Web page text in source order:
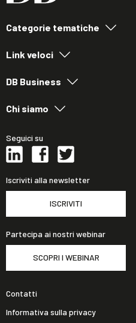
Categorie tematiche
Link veloci
DB Business
Chi siamo
Seguici su
Iscriviti alla newsletter
ISCRIVITI
Partecipa ai nostri webinar
SCOPRI I WEBINAR
Contatti
Informativa sulla privacy